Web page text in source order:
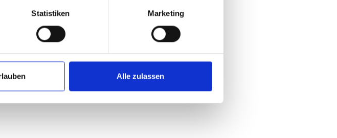
Statistiken Marketing
Alle zulassen
an externe Nutzer